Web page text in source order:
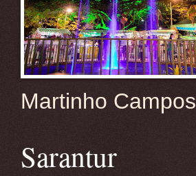
Martinho Campos
Sarantur